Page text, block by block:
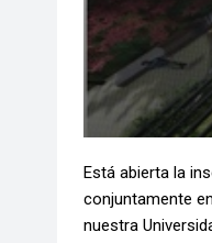
Está abierta la
conjuntamente
nuestra